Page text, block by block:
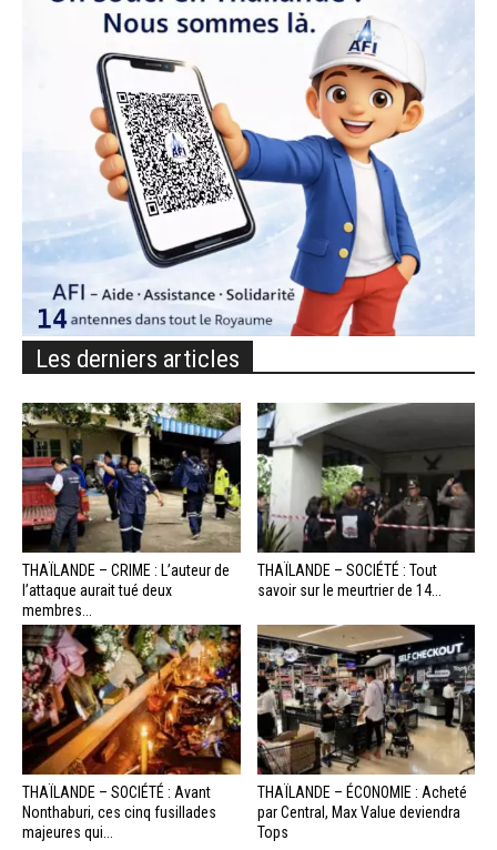
Les derniers articles
THAÏLANDE – CRIME : L’auteur de
l’attaque aurait tué deux
membres...
THAÏLANDE – SOCIÉTÉ : Tout
savoir sur le meurtrier de 14...
THAÏLANDE – SOCIÉTÉ : Avant
Nonthaburi, ces cinq fusillades
majeures qui...
THAÏLANDE – ÉCONOMIE : Acheté
par Central, Max Value deviendra
Tops